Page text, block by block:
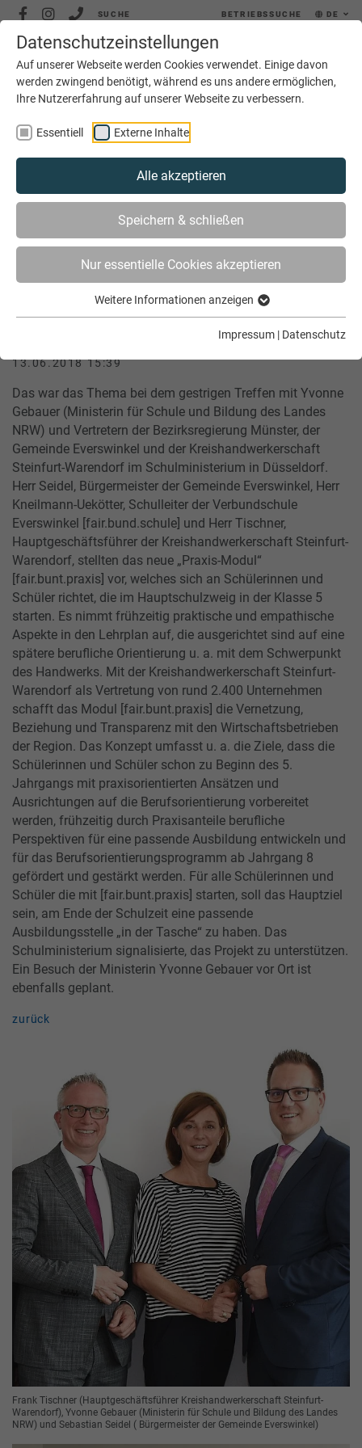
Datenschutzeinstellungen
Auf unserer Webseite werden Cookies verwendet. Einige davon
werden zwingend benötigt, während es uns andere ermöglichen,
Ihre Nutzererfahrung auf unserer Webseite zu verbessern.
Essentiell Externe Inhalte
Alle akzeptieren
Speichern & schließen
Nur essentielle Cookies akzeptieren
Weitere Informationen anzeigen
Impressum | Datenschutz
SUCHE BETRIEBSSUCHE DE
MENÜ
AKTUELLES
FAIR.BUNT.PRAXIS – CHANCEN FÜR ALLE!
fair.bunt.praxis – Chancen für alle!
13.06.2018 15:39
Das war das Thema bei dem gestrigen Treffen mit Yvonne
Gebauer (Ministerin für Schule und Bildung des Landes
NRW) und Vertretern der Bezirksregierung Münster, der
Gemeinde Everswinkel und der Kreishandwerkerschaft
Steinfurt-Warendorf im Schulministerium in Düsseldorf.
Herr Seidel, Bürgermeister der Gemeinde Everswinkel, Herr
Kneilmann-Uekötter, Schulleiter der Verbundschule
Everswinkel [fair.bund.schule] und Herr Tischner,
Hauptgeschäftsführer der Kreishandwerkerschaft Steinfurt-
Warendorf, stellten das neue „Praxis-Modul“
[fair.bunt.praxis] vor, welches sich an Schülerinnen und
Schüler richtet, die im Hauptschulzweig in der Klasse 5
starten. Es nimmt frühzeitig praktische und empathische
Aspekte in den Lehrplan auf, die ausgerichtet sind auf eine
spätere berufliche Orientierung u. a. mit dem Schwerpunkt
des Handwerks. Mit der Kreishandwerkerschaft Steinfurt-
Warendorf als Vertretung von rund 2.400 Unternehmen
schafft das Modul [fair.bunt.praxis] die Vernetzung,
Beziehung und Transparenz mit den Wirtschaftsbetrieben
der Region. Das Konzept umfasst u. a. die Ziele, dass die
Schülerinnen und Schüler schon zu Beginn des 5.
Jahrgangs mit praxisorientierten Ansätzen und
Ausrichtungen auf die Berufsorientierung vorbereitet
werden, frühzeitig durch Praxisanteile berufliche
Perspektiven für eine passende Ausbildung entwickeln und
für das Berufsorientierungsprogramm ab Jahrgang 8
gefördert und gestärkt werden. Für alle Schülerinnen und
Schüler die mit [fair.bunt.praxis] starten, soll das Hauptziel
sein, am Ende der Schulzeit eine passende
Ausbildungsstelle „in der Tasche“ zu haben. Das
Schulministerium signalisierte, das Projekt zu unterstützen.
Ein Besuch der Ministerin Yvonne Gebauer vor Ort ist
ebenfalls geplant.
zurück
Frank Tischner (Hauptgeschäftsführer Kreishandwerkerschaft Steinfurt-
Warendorf), Yvonne Gebauer (Ministerin für Schule und Bildung des Landes
NRW) und Sebastian Seidel ( Bürgermeister der Gemeinde Everswinkel)